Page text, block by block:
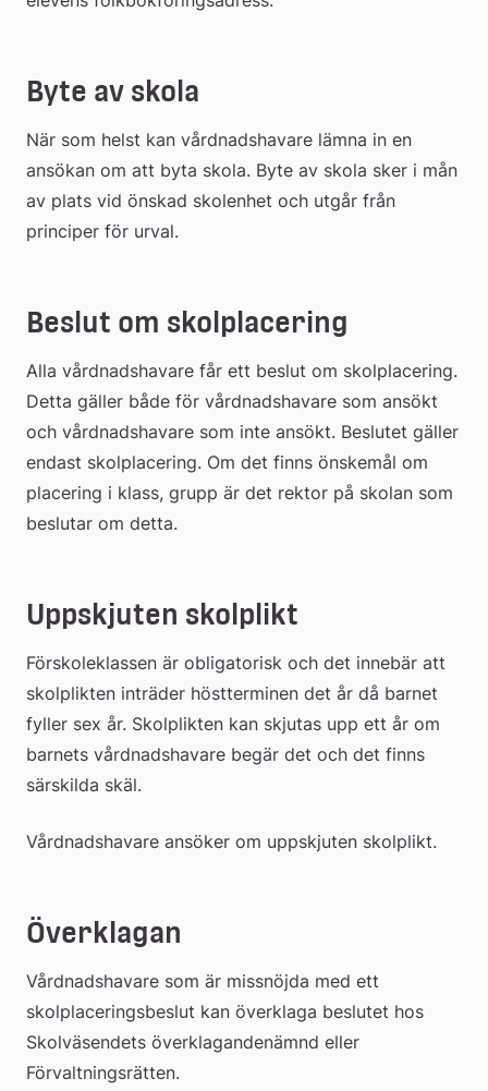
Byte av skola
När som helst kan vårdnadshavare lämna in en
ansökan om att byta skola. Byte av skola sker i mån
av plats vid önskad skolenhet och utgår från
principer för urval.
Beslut om skolplacering
Alla vårdnadshavare får ett beslut om skolplacering.
Detta gäller både för vårdnadshavare som ansökt
och vårdnadshavare som inte ansökt. Beslutet gäller
endast skolplacering. Om det finns önskemål om
placering i klass, grupp är det rektor på skolan som
beslutar om detta.
Uppskjuten skolplikt
Förskoleklassen är obligatorisk och det innebär att
skolplikten inträder höstterminen det år då barnet
fyller sex år. Skolplikten kan skjutas upp ett år om
barnets vårdnadshavare begär det och det finns
särskilda skäl.
Vårdnadshavare ansöker om uppskjuten skolplikt.
Överklagan
Vårdnadshavare som är missnöjda med ett
skolplaceringsbeslut kan överklaga beslutet hos
Skolväsendets överklagandenämnd eller
Förvaltningsrätten.